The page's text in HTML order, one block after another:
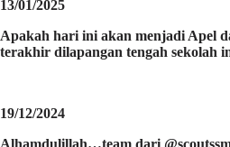
13/01/2025
Apakah hari ini akan menjadi Apel
terakhir dilapangan tengah sekolah
19/12/2024
Alhamdulillah…team dari